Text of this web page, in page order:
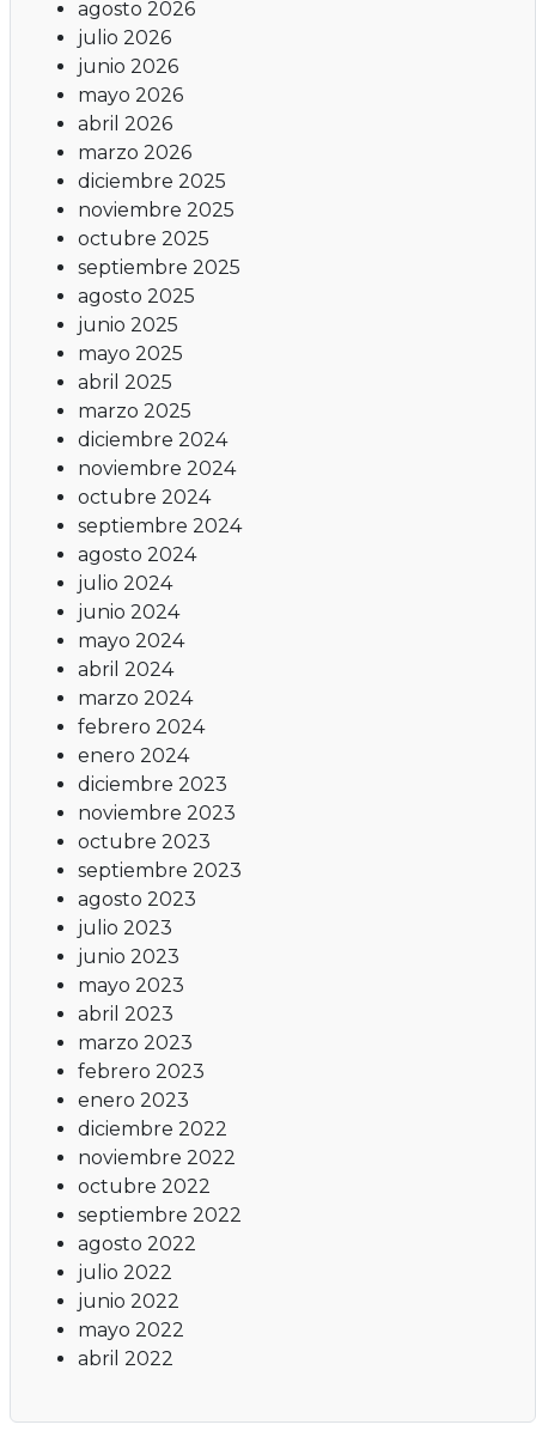
agosto 2026
julio 2026
junio 2026
mayo 2026
abril 2026
marzo 2026
diciembre 2025
noviembre 2025
octubre 2025
septiembre 2025
agosto 2025
junio 2025
mayo 2025
abril 2025
marzo 2025
diciembre 2024
noviembre 2024
octubre 2024
septiembre 2024
agosto 2024
julio 2024
junio 2024
mayo 2024
abril 2024
marzo 2024
febrero 2024
enero 2024
diciembre 2023
noviembre 2023
octubre 2023
septiembre 2023
agosto 2023
julio 2023
junio 2023
mayo 2023
abril 2023
marzo 2023
febrero 2023
enero 2023
diciembre 2022
noviembre 2022
octubre 2022
septiembre 2022
agosto 2022
julio 2022
junio 2022
mayo 2022
abril 2022